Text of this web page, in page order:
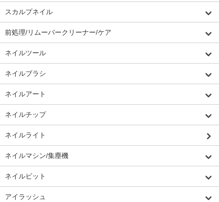
スカルプネイル
前処理/リムーバークリーナー/ケア
ネイルツール
ネイルブラシ
ネイルアート
ネイルチップ
ネイルライト
ネイルマシン/集塵機
ネイルビット
アイラッシュ